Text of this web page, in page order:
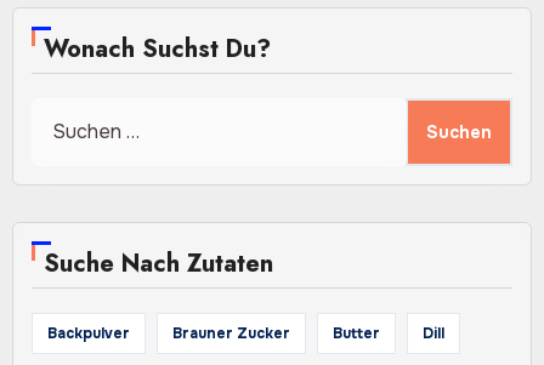
Wonach Suchst Du?
Suche Nach Zutaten
Backpulver Brauner Zucker Butter Dill